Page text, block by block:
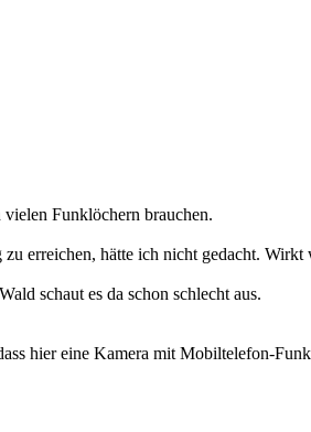
Funklöchern brauchen.
erreichen, hätte ich nicht gedacht.
schaut es da schon schlecht aus.
hier eine Kamera mit Mobiltelefon-